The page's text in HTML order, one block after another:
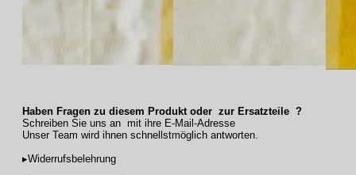
Haben Fragen zu diesem Produkt oder zur Ersatzteile ?
Schreiben Sie uns an mit ihre E-Mail-Adresse
Unser Team wird ihnen schnellstmöglich antworten.
▸Widerrufsbelehrung